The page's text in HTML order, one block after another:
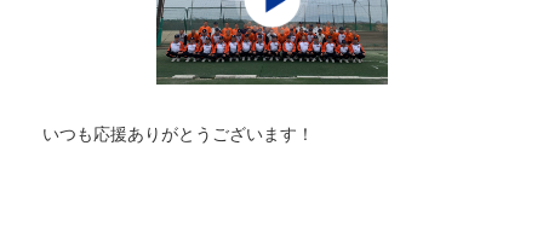
いつも応援ありがとうございます！